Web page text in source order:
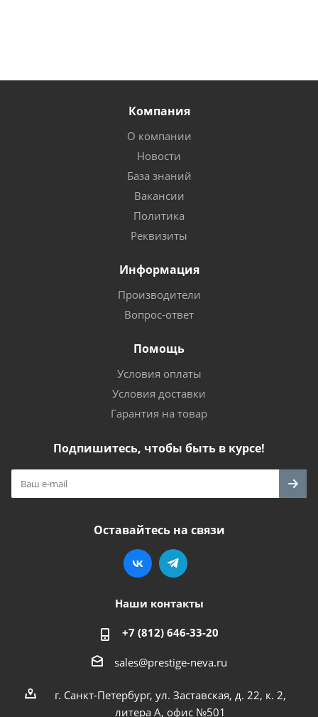
Компания
О компании
Новости
База знаний
Вакансии
Политика
Реквизиты
Информация
Производители
Вопрос-ответ
Помощь
Условия оплаты
Условия доставки
Гарантия на товар
Подпишитесь, чтобы быть в курсе!
Оставайтесь на связи
Наши контакты
+7 (812) 646-33-20
sales@prestige-neva.ru
г. Санкт-Петербург, ул. Заставская, д. 22, к. 2,
литера А, офис №501